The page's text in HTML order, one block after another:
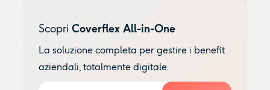
Scopri Coverflex All-in-One
La soluzione completa per gestire i benefit
aziendali, totalmente digitale.